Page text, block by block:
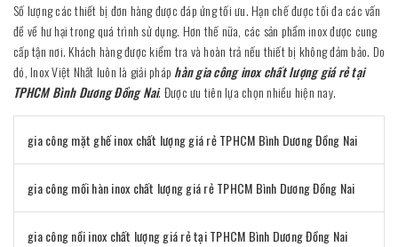
Số lượng các thiết bị đơn hàng được đáp ứng tối ưu. Hạn chế được tối đa các vấn
đề về hư hại trong quá trình sử dụng. Hơn thế nữa, các sản phẩm inox được cung
cấp tận nơi. Khách hàng được kiểm tra và hoàn trả nếu thiết bị không đảm bảo. Do
đó, Inox Việt Nhất luôn là giải pháp hàn gia công inox chất lượng giá rẻ tại
TPHCM Bình Dương Đồng Nai. Được ưu tiên lựa chọn nhiều hiện nay.
gia công mặt ghế inox chất lượng giá rẻ TPHCM Bình Dương Đồng Nai
gia công mối hàn inox chất lượng giá rẻ TPHCM Bình Dương Đồng Nai
gia công nồi inox chất lượng giá rẻ tại TPHCM Bình Dương Đồng Nai